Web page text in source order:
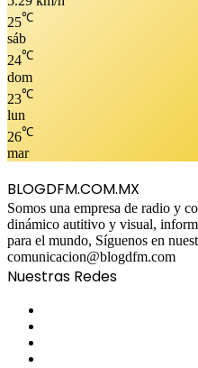
25℃
sáb
24℃
dom
23℃
lun
26℃
mar
BLOGDFM.COM.MX
Somos una empresa de radio y
dinámico autitivo y visual,
para el mundo, Síguenos en
comunicacion@blogdfm.com
Nuestras Redes